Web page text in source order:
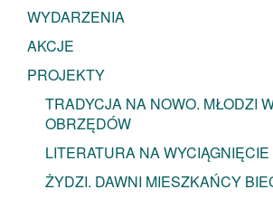
WYDARZENIA
AKCJE
PROJEKTY
TRADYCJA NA NOWO. MŁODZI
OBRZĘDÓW
LITERATURA NA
ŻYDZI. DAWNI MIESZKAŃCY